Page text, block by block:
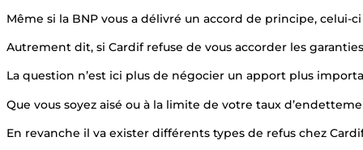
Même si la BNP vous a délivré un accord de principe,
Autrement dit, si Cardif refuse de vous accorder les
La question n’est ici plus de négocier un apport plus
Que vous soyez aisé ou à la limite de votre taux
En revanche il va exister différents types de refus chez